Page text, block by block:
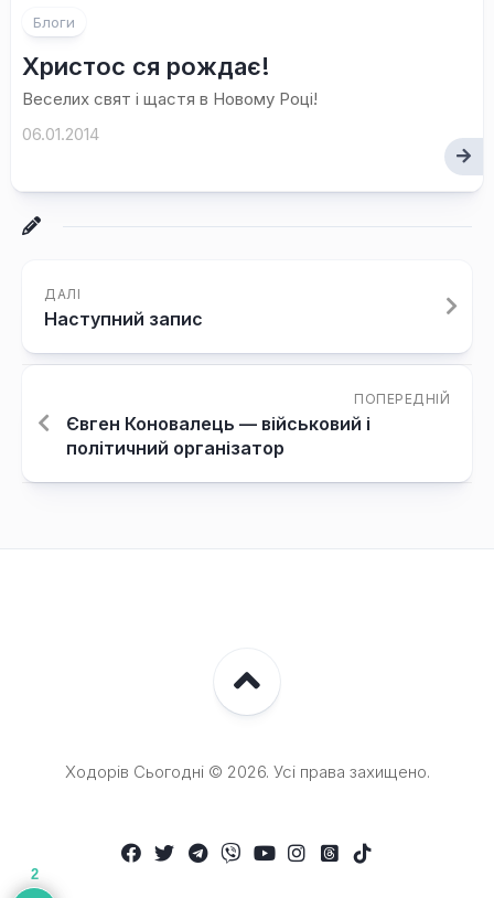
Блоги
Христос ся рождає!
Веселих свят і щастя в Новому Році!
06.01.2014
ДАЛІ
Наступний запис
ПОПЕРЕДНІЙ
Євген Коновалець — військовий і
політичний організатор
Ходорів Сьогодні © 2026. Усі права захищено.
2